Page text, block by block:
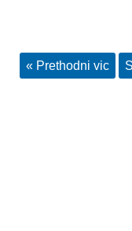
« Prethodni vic